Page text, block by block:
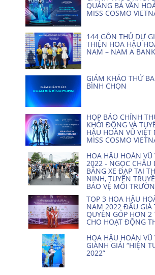
QUẢNG BÁ VĂN
MISS COSMO
144 GÔN THỦ DỰ
THIỆN HOA HẬU
NAM – NAM A
GIẢM KHẢO THỨ
BÌNH CHỌN
HỌP BÁO CHÍNH
KHỞI ĐỘNG VÀ
HẬU HOÀN VŨ
MISS COSMO
HOA HẬU HOÀN VŨ
2022 - NGỌC CHÂU
BẰNG XE ĐẠP TẠI
NINH, TUYÊN
BẢO VỆ MÔI
TOP 3 HOA HẬU
NAM 2022 ĐẤU GIÁ
QUYÊN GÓP HƠN 2
CHO HOẠT ĐỘNG
HOA HẬU HOÀN VŨ
GIÀNH GIẢI “HIỆN
2022”